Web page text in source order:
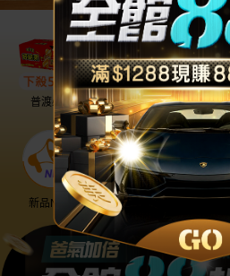
普渡必備 話題保養
新品NEW